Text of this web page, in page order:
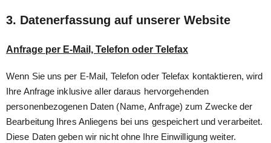
3. Datenerfassung auf unserer Website
Anfrage per E-Mail, Telefon oder Telefax
Wenn Sie uns per E-Mail, Telefon oder Telefax kontaktieren, wird
Ihre Anfrage inklusive aller daraus hervorgehenden
personenbezogenen Daten (Name, Anfrage) zum Zwecke der
Bearbeitung Ihres Anliegens bei uns gespeichert und verarbeitet.
Diese Daten geben wir nicht ohne Ihre Einwilligung weiter.